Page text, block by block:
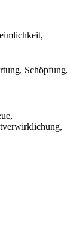
Schöpfung,